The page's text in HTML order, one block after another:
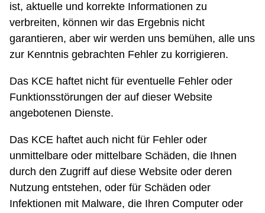
ist, aktuelle und korrekte Informationen zu
verbreiten, können wir das Ergebnis nicht
garantieren, aber wir werden uns bemühen, alle uns
zur Kenntnis gebrachten Fehler zu korrigieren.
Das KCE haftet nicht für eventuelle Fehler oder
Funktionsstörungen der auf dieser Website
angebotenen Dienste.
Das KCE haftet auch nicht für Fehler oder
unmittelbare oder mittelbare Schäden, die Ihnen
durch den Zugriff auf diese Website oder deren
Nutzung entstehen, oder für Schäden oder
Infektionen mit Malware, die Ihren Computer oder